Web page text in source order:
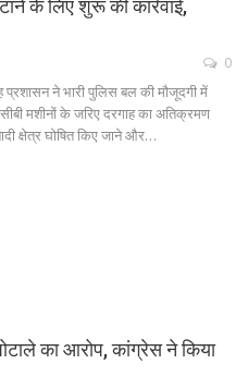
के लिए शुरू की कार्रवाई,
0
ने भारी पुलिस बल की मौजूदगी में
मशीनों के जरिए दरगाह का अतिक्रमण
क्षेत्र घोषित किए जाने और…
का आरोप, कांग्रेस ने किया